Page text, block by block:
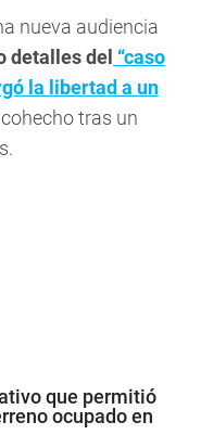
nueva audiencia
detalles del “caso
la libertad a un
tras un
que permitió
ocupado en